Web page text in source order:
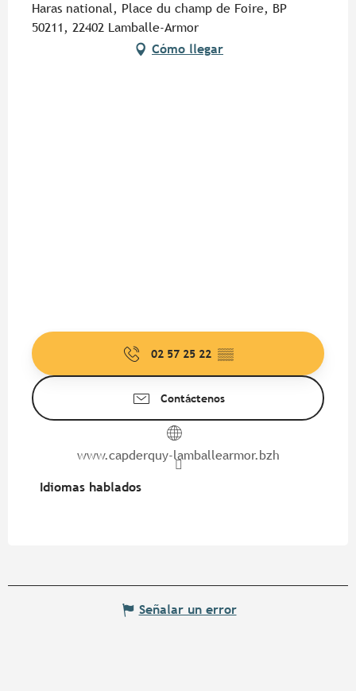
Haras national, Place du champ de Foire, BP
50211, 22402 Lamballe-Armor
Cómo llegar
02 57 25 22 ▒▒
Contáctenos
www.capderquy-lamballearmor.bzh
Idiomas hablados
Idiomas hablados
Señalar un error